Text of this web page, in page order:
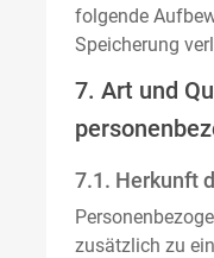
folgende
Speicherung
7. Art und
7.1. Herkunft
zusätzlich zu